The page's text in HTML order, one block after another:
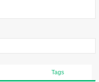
Tags